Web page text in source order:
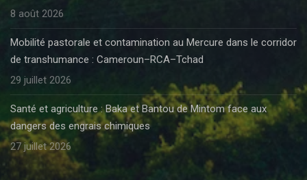
8 août 2026
Mobilité pastorale et contamination au Mercure dans le corridor
de transhumance : Cameroun–RCA–Tchad
29 juillet 2026
Santé et agriculture : Baka et Bantou de Mintom face aux
dangers des engrais chimiques
27 juillet 2026